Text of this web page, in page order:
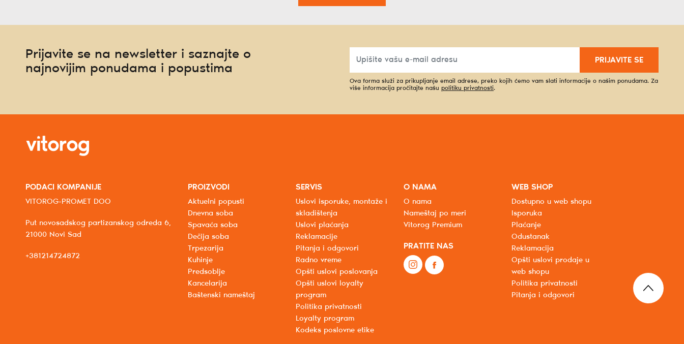
Prijavite se na newsletter i saznajte o
najnovijim ponudama i popustima
PRIJAVITE SE
Ova forma služi za prikupljanje email adrese, preko kojih ćemo vam slati informacije o našim ponudama. Za
više informacija pročitajte našu politiku privatnosti.
PODACI KOMPANIJE
VITOROG-PROMET DOO
Put novosadskog partizanskog odreda 6,
21000 Novi Sad
+381214724872
PROIZVODI
Aktuelni popusti
Dnevna soba
Spavaća soba
Dečija soba
Trpezarija
Kuhinje
Predsoblje
Kancelarija
Baštenski nameštaj
SERVIS
Uslovi isporuke, montaže i
skladištenja
Uslovi plaćanja
Reklamacije
Pitanja i odgovori
Radno vreme
Opšti uslovi poslovanja
Opšti uslovi loyalty
program
Politika privatnosti
Loyalty program
Kodeks poslovne etike
O NAMA
O nama
Nameštaj po meri
Vitorog Premium
PRATITE NAS
WEB SHOP
Dostupno u web shopu
Isporuka
Plaćanje
Odustanak
Reklamacija
Opšti uslovi prodaje u
web shopu
Politika privatnosti
Pitanja i odgovori